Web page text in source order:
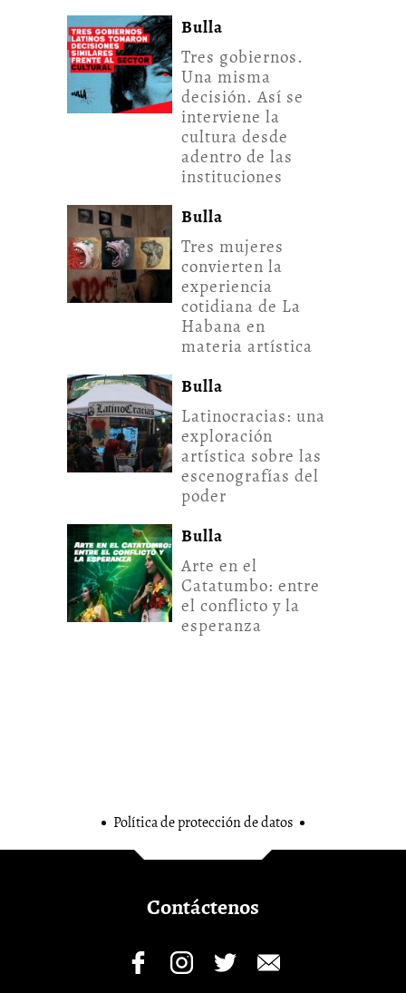
Bulla
Tres gobiernos.
Una misma
decisión. Así se
interviene la
cultura desde
adentro de las
instituciones
Bulla
Tres mujeres
convierten la
experiencia
cotidiana de La
Habana en
materia artística
Bulla
Latinocracias: una
exploración
artística sobre las
escenografías del
poder
Bulla
Arte en el
Catatumbo: entre
el conflicto y la
esperanza
Política de protección de datos
Contáctenos